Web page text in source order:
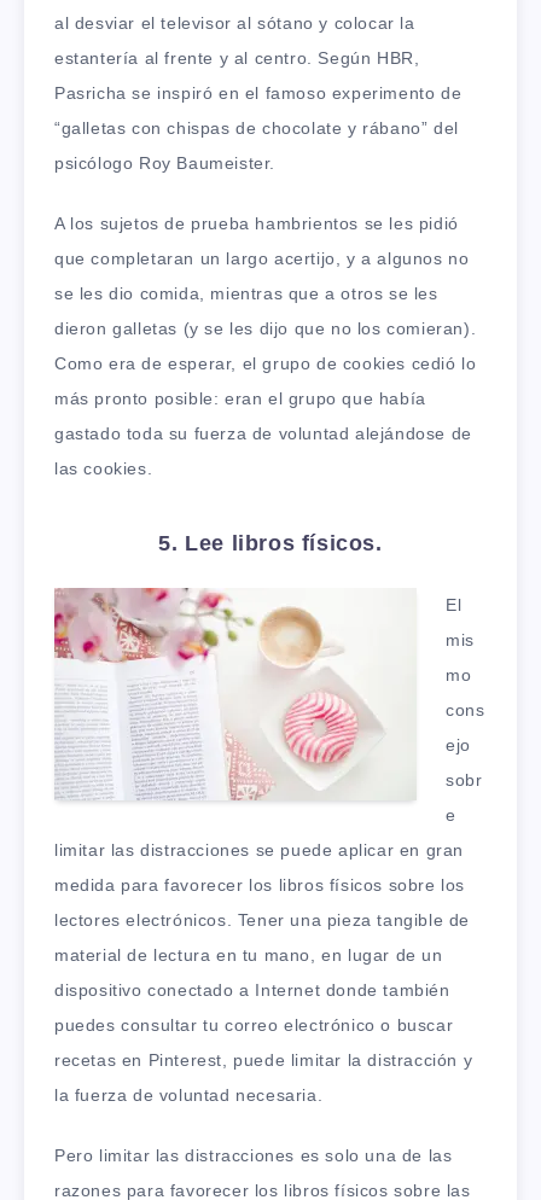
al desviar el televisor al sótano y colocar la
estantería al frente y al centro. Según HBR,
Pasricha se inspiró en el famoso experimento de
“galletas con chispas de chocolate y rábano” del
psicólogo Roy Baumeister.
A los sujetos de prueba hambrientos se les pidió
que completaran un largo acertijo, y a algunos no
se les dio comida, mientras que a otros se les
dieron galletas (y se les dijo que no los comieran).
Como era de esperar, el grupo de cookies cedió lo
más pronto posible: eran el grupo que había
gastado toda su fuerza de voluntad alejándose de
las cookies.
5. Lee libros físicos.
El
mis
mo
cons
ejo
sobr
e
limitar las distracciones se puede aplicar en gran
medida para favorecer los libros físicos sobre los
lectores electrónicos. Tener una pieza tangible de
material de lectura en tu mano, en lugar de un
dispositivo conectado a Internet donde también
puedes consultar tu correo electrónico o buscar
recetas en Pinterest, puede limitar la distracción y
la fuerza de voluntad necesaria.
Pero limitar las distracciones es solo una de las
razones para favorecer los libros físicos sobre las